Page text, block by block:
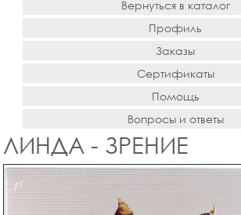
Вернуться в каталог
Профиль
Заказы
Сертификаты
Помощь
Вопросы и ответы
ЛИНДА - ЗРЕНИЕ